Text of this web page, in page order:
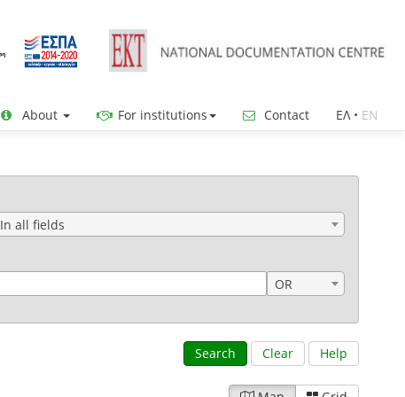
About For institutions Contact ΕΛ• ΕΝ
In all fields
OR
Search Clear Help